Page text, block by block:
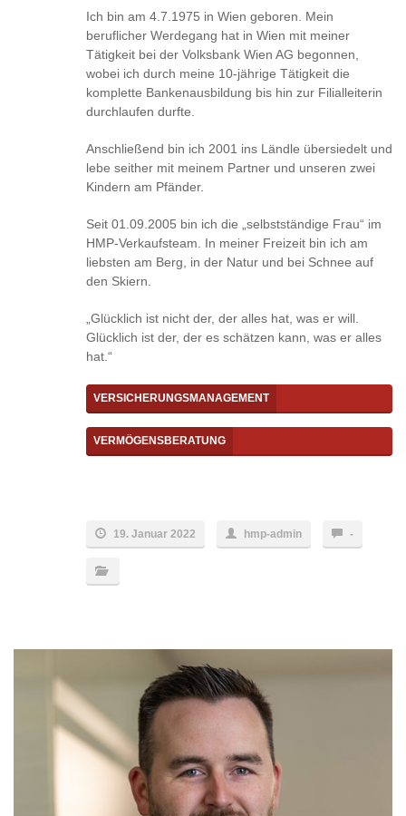
Ich bin am 4.7.1975 in Wien geboren. Mein
beruflicher Werdegang hat in Wien mit meiner
Tätigkeit bei der Volksbank Wien AG begonnen,
wobei ich durch meine 10-jährige Tätigkeit die
komplette Bankenausbildung bis hin zur Filialleiterin
durchlaufen durfte.
Anschließend bin ich 2001 ins Ländle übersiedelt und
lebe seither mit meinem Partner und unseren zwei
Kindern am Pfänder.
Seit 01.09.2005 bin ich die „selbstständige Frau“ im
HMP-Verkaufsteam. In meiner Freizeit bin ich am
liebsten am Berg, in der Natur und bei Schnee auf
den Skiern.
„Glücklich ist nicht der, der alles hat, was er will.
Glücklich ist der, der es schätzen kann, was er alles
hat.“
VERSICHERUNGSMANAGEMENT
VERMÖGENSBERATUNG
19. Januar 2022 hmp-admin -